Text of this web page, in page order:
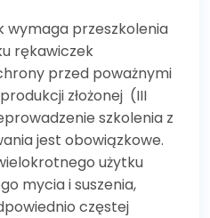
wymaga przeszkolenia
rękawiczek
przed poważnymi
złożonej (III
szkolenia z
jest obowiązkowe.
użytku
mycia i suszenia,
częstej